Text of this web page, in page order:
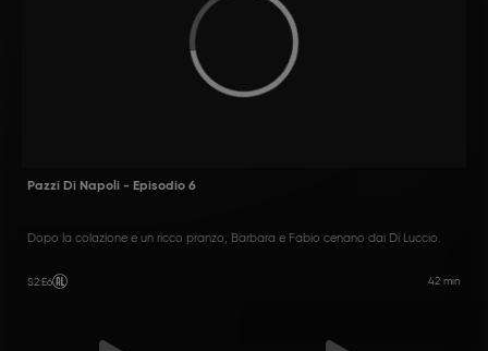
Pazzi Di Napoli - Episodio 6
Dopo la colazione e un ricco pranzo, Barbara e Fabio cenano dai Di Luccio.
S2:E6 42 min